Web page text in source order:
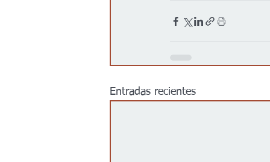
Entradas recientes